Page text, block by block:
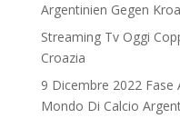
Argentinien Gegen
Streaming Tv Oggi
Croazia
9 Dicembre 2022 Fase
Mondo Di Calcio